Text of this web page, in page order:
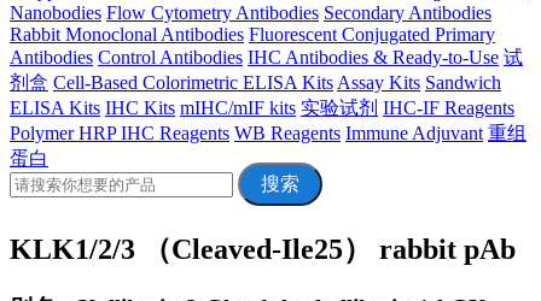
Nanobodies Flow Cytometry Antibodies Secondary Antibodies
Rabbit Monoclonal Antibodies Fluorescent Conjugated Primary
Antibodies Control Antibodies IHC Antibodies & Ready-to-Use 试
剂盒 Cell-Based Colorimetric ELISA Kits Assay Kits Sandwich
ELISA Kits IHC Kits mIHC/mIF kits 实验试剂 IHC-IF Reagents
Polymer HRP IHC Reagents WB Reagents Immune Adjuvant 重组
蛋白
搜索
KLK1/2/3 （Cleaved-Ile25） rabbit pAb